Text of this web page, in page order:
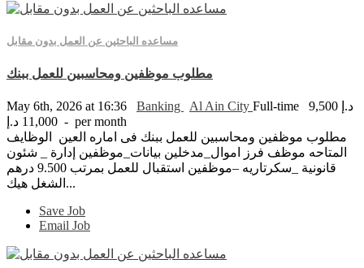
مساعده الباحثين عن العمل بدون مقابل
مطلوب موظفين ومحاسبين للعمل ببنك
May 6th, 2026 at 16:36 Banking Al Ain City Full-time
9,500 د.إ
- 11,000 د.إ per month
مطلوب موظفين ومحاسبين للعمل ببنك فى اماره العين الوظايف
المتاحه موظف فرز اموال_مدخلين بيانات_موظفين إدارة _ شئون
قانونية _سكرتاريه –موظفين استقبال للعمل بمرتب 9.500 درهم
الشغل هيك...
Save Job
Email Job